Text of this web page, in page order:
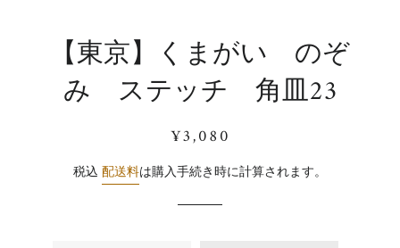
【東京】くまがい のぞ
み ステッチ 角皿23
通
価
販
価
¥3,080
税込 配送料は購入手続き時に計算されます。